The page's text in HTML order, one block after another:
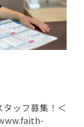
ッフ募集！＜